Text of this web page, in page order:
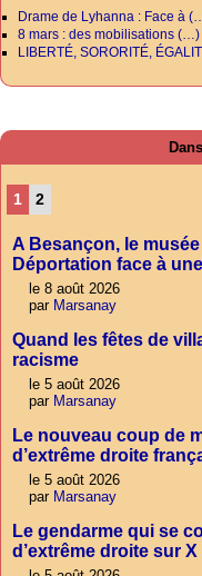
Drame de Lyhanna : Face à
8 mars : des mobilisations (…)
LIBERTÉ, SORORITÉ,
1 2
A Besançon, le
Déportation face à
le 8 août 2026
par Marsanay
Quand les fêtes de
racisme
le 5 août 2026
par Marsanay
Le nouveau coup de
d’extrême droite
le 5 août 2026
par Marsanay
Le gendarme qui se
d’extrême droite sur X